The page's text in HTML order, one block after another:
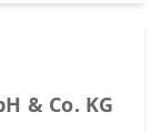
& Co. KG